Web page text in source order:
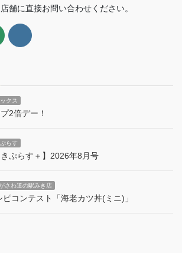
舗に直接お問い合わせください。
クス
2倍デー！
らす
ぷらす＋】2026年8月号
さわ道の駅みき店
コンテスト「海老カツ丼(ミニ)」